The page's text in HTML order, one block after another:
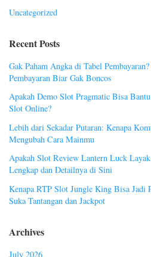
Uncategorized
Recent Posts
Gak Paham Angka di Tabel
Pembayaran Biar Gak Boncos
Apakah Demo Slot Pragmatic Bisa
Slot Online?
Lebih dari Sekadar Putaran: Kenapa
Mengubah Cara Mainmu
Apakah Slot Review Lantern Luck
Lengkap dan Detailnya di Sini
Kenapa RTP Slot Jungle King Bisa Jadi
Suka Tantangan dan Jackpot
Archives
July 2026